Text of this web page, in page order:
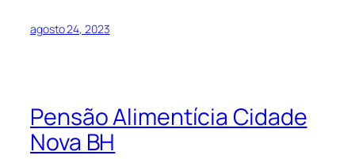
agosto 24, 2023
Pensão Alimentícia Cidade
Nova BH